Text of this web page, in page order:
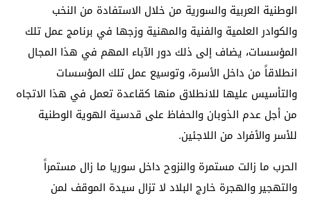
الوطنية العربية والسورية من خلال الاستفادة من النخب
والكوادر العلمية والفنية والمهنية وزجها في برنامج عمل تلك
المؤسسات، يضاف إلى ذلك دور الآباء المهم في هذا المجال
انطلاقاً من داخل الأسرة، وتوسيع عمل تلك المؤسسات
والتأسيس عليها للانطلاق منها كقاعدة تعمل في هذا الاتجاه
من أجل عدم الذوبان والحفاظ على قدسية الهوية الوطنية
للأسر والأفراد من اللاجئين.
الحرب ما زالت مستمرة والنزوح داخل سوريا ما زال مستمراً
والتهجير والهجرة خارج البلاد لا تزال سيدة الموقف لمن